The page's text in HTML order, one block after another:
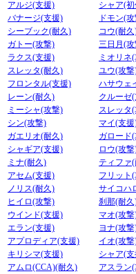
アルジ(支援)
シャア(
バナージ(支援)
ドモン(
シーブック(耐久)
コウ(耐久
ガトー(攻撃)
三日月(
ラクス(支援)
ミオリネ
スレッタ(耐久)
ユウ(攻撃
フロンタル(支援)
ハサウェ
レーン(耐久)
クルーゼ
ミーシャ(攻撃)
スレッタ
シン(攻撃)
マイ(支援
ガエリオ(耐久)
ガロード
シャギア(支援)
ロウ(攻撃
ミナ(耐久)
ティファ
アセム(支援)
フリット
ノリス(耐久)
サイコハ
ヒイロ(攻撃)
刹那(耐久
ウインド(支援)
マオ(攻撃
エラン(支援)
ヨナ(攻撃
アプロディア(支援)
イオ(攻撃
キリシマ(支援)
シャア(
アムロ(CCA)(耐久)
アスラン